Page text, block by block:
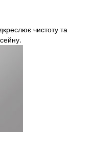
чистоту та